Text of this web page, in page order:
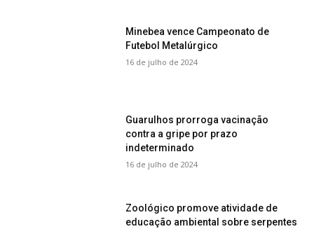
Minebea vence Campeonato de
Futebol Metalúrgico
16 de julho de 2024
Guarulhos prorroga vacinação
contra a gripe por prazo
indeterminado
16 de julho de 2024
Zoológico promove atividade de
educação ambiental sobre serpentes